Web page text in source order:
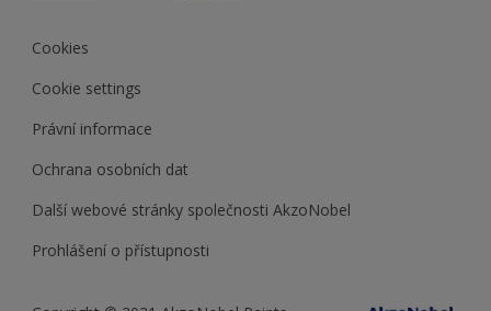
Cookies
Cookie settings
Právní informace
Ochrana osobních dat
Další webové stránky společnosti AkzoNobel
Prohlášení o přístupnosti